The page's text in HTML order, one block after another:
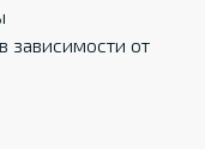
зависимости от